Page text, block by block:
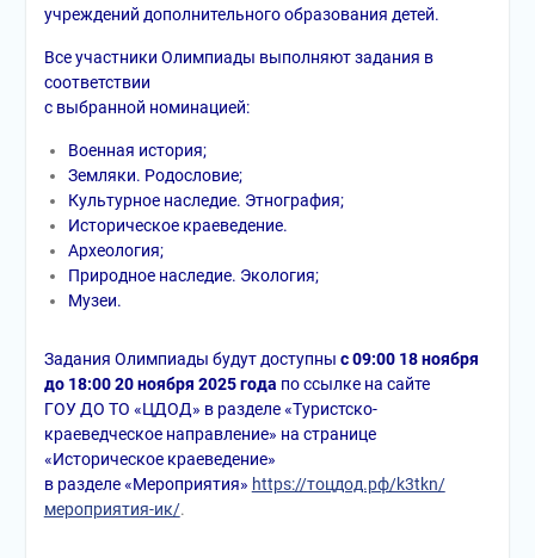
учреждений дополнительного образования детей.
Все участники Олимпиады выполняют задания в
соответствии
с выбранной номинацией:
Военная история;
Земляки. Родословие;
Культурное наследие. Этнография;
Историческое краеведение.
Археология;
Природное наследие. Экология;
Музеи.
Задания Олимпиады будут доступны с 09:00 18 ноября
до 18:00 20 ноября 2025 года по ссылке на сайте
ГОУ ДО ТО «ЦДОД» в разделе «Туристско-
краеведческое направление» на странице
«Историческое краеведение»
в разделе «Мероприятия» https://тоцдод.рф/k3tkn/
мероприятия-ик/.